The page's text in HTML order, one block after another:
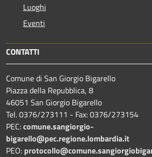
Luoghi
Eventi
CONTATTI
Comune di San Giorgio Bigarello
Piazza della Repubblica, 8
46051 San Giorgio Bigarello
Tel. 0376/273111 - Fax: 0376/273154
PEC:comune.sangiorgio-
bigarello@pec.regione.lombardia.it
PEO: